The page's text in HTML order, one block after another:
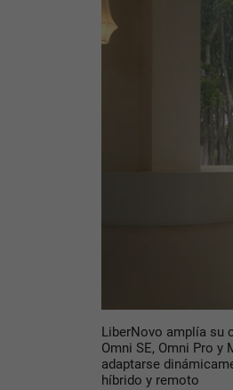
LiberNovo amplía su
Omni SE, Omni Pro
adaptarse
híbrido y remoto